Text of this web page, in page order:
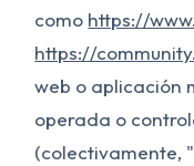
como https://
https://
web o aplicación
operada o
(colectivamente,